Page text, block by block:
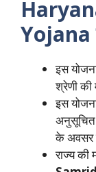
Yojana
इस
श्रेणी की
इस
अनुसूचित
के अवसर
राज्य की